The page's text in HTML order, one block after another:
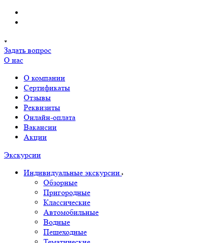
Задать вопрос
О нас
О компании
Сертификаты
Отзывы
Реквизиты
Онлайн-оплата
Вакансии
Акции
Экскурсии
Индивидуальные экскурсии
Обзорные
Пригородные
Классические
Автомобильные
Водные
Пешеходные